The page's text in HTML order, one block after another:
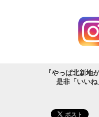
『やっぱ北新地
是非「いい